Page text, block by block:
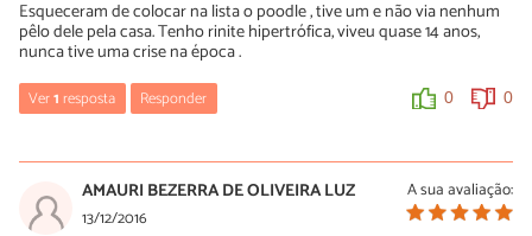
Esqueceram de colocar na lista o poodle , tive um e não via nenhum
pêlo dele pela casa. Tenho rinite hipertrófica, viveu quase 14 anos,
nunca tive uma crise na época .
Ver1resposta Responder 0 0
24/11/2018
Que rinite é essa?
A sua avaliação:
AMAURI BEZERRA DE OLIVEIRA LUZ
13/12/2016